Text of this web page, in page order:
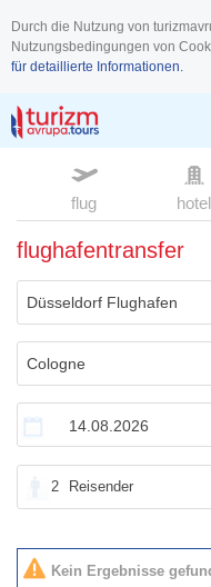
Durch die Nutzung von
Nutzungsbedingungen von
für detaillierte Informationen.
flug hotel
flughafentransfer
2 Reisender
Kein Ergebnisse